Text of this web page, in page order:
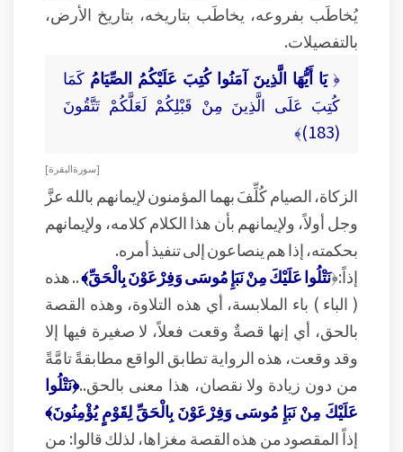
يُخاطَب بفروعه، يخاطَب بتاريخه، بتاريخ الأرض،
بالتفصيلات.
﴿يَا أَيُّهَا الَّذِينَ آمَنُوا كُتِبَ عَلَيْكُمُ الصِّيَامُ كَمَا
كُتِبَ عَلَى الَّذِينَ مِنْ قَبْلِكُمْ لَعَلَّكُمْ تَتَّقُونَ
(183)﴾
[ سورة البقرة ]
الزكاة، الصيام كُلِّفَ بهما المؤمنون لإيمانهم بالله عزَّ
وجل أولاً، ولإيمانهم بأن هذا الكلام كلامه، ولإيمانهم
بحكمته، إذا هم ينصاعون إلى تنفيذ أمره.
إذاً:﴿نَتْلُوا عَلَيْكَ مِنْ نَبَإِ مُوسَى وَفِرْعَوْنَ بِالْحَقِّ﴾.. هذه
( الباء ) باء الملابسة، أي هذه التلاوة، وهذه القصة
بالحق، أي إنها قصةٌ وقعت فعلاً، لا صغيرة فيها إلا
وقد وقعت، هذه الرواية تطابق الواقع مطابقةً تامَّةً
من دون زيادة ولا نقصان، هذا معنى بالحق..﴿نَتْلُوا
عَلَيْكَ مِنْ نَبَإِ مُوسَى وَفِرْعَوْنَ بِالْحَقِّ لِقَوْمٍ يُؤْمِنُونَ﴾
إذاً المقصود من هذه القصة مغزاها، لذلك قالوا: من